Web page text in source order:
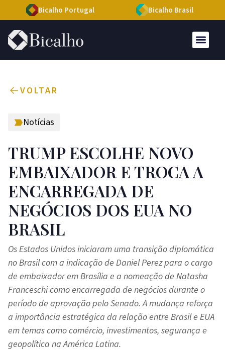
Bicalho Portugal Bicalho Brasil
VOLTAR
Notícias
TRUMP ESCOLHE NOVO
EMBAIXADOR E TROCA A
ENCARREGADA DE
NEGÓCIOS DOS EUA NO
BRASIL
Os Estados Unidos iniciaram uma transição diplomática
no Brasil com a indicação de Daniel Perez para o cargo
de embaixador em Brasília e a nomeação de Natasha
Franceschi como encarregada de negócios durante o
período de aprovação pelo Senado. A mudança reforça
a importância estratégica da relação entre Brasil e EUA
em temas como comércio, investimentos, segurança e
geopolítica na América Latina.